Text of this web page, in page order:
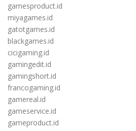
gamesproduct.id
miyagames.id
gatotgames.id
blackgames.id
cicigaming.id
gamingedit.id
gamingshort.id
francogaming.id
gamereal.id
gameservice.id
gameproduct.id